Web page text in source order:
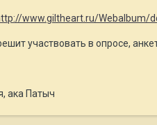
www.giltheart.ru/Webalbum/
участвовать в опросе,
ака Патыч